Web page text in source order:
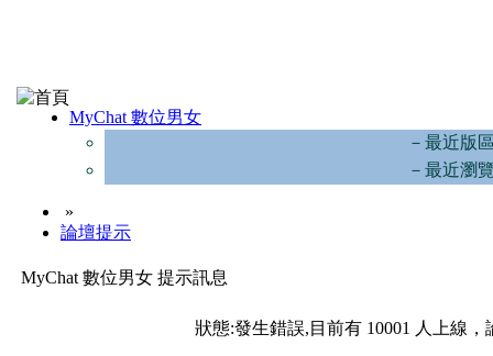
MyChat 數位男女
－最近版
－最近瀏
»
論壇提示
MyChat 數位男女 提示訊息
狀態:發生錯誤,目前有 10001 人上線